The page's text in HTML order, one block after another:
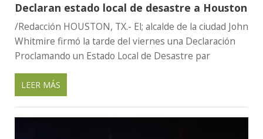
Declaran estado local de desastre a Houston
/Redacción HOUSTON, TX.- El; alcalde de la ciudad John
Whitmire firmó la tarde del viernes una Declaración
Proclamando un Estado Local de Desastre par
LEER MÁS